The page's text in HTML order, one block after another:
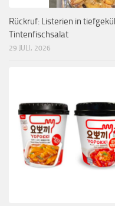
Rückruf: Listerien in
Tintenfischsalat
29 JULI, 2026